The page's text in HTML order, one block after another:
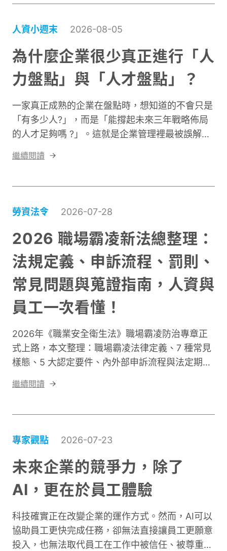
人資小週末 2026-08-05
為什麼企業很少真正進行「人
力盤點」與「人才盤點」？
一家真正成熟的企業在盤點時，想知道的不會只是
「有多少人?」，而是「能撐起未來三年戰略佈局
的人才足夠嗎 ?」。這就是企業管理裡最被誤解、
點是企業的現況診斷，人才盤點則是企業的未來規
繼續閱讀
勞資法令 2026-07-28
2026 職場霸凌新法總整理：
法規定義、申訴流程、罰則、
常見問題與蒐證指南，人資與
員工一次看懂！
2026年《職業安全衛生法》職場霸凌防治專章正
式上路，本文整理：職場霸凌法律定義、7 種常見
樣態、5 大認定要件、內外部申訴流程與法定期
與職場霸凌自我檢測，讓人資與員工快速因應新法
繼續閱讀
專家觀點 2026-07-23
未來企業的競爭力，除了
AI，更在於員工體驗
科技確實正在改變企業的運作方式。然而，AI可以
協助員工更快完成任務，卻無法直接讓員工更願意
投入，也無法取代員工在工作中被信任、被尊重與